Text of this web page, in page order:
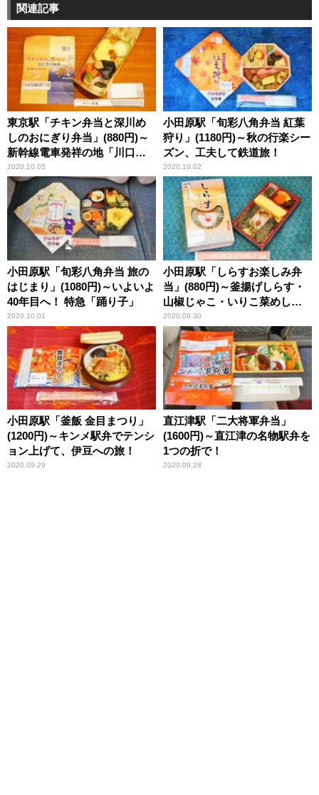
関連記事
東京駅「チキン弁当と深川め
しのおにぎり弁当」(880円)～
新幹線電車発祥の地「川口芝
園団地」！
2020.10.05
小田原駅「旬彩八角弁当 紅葉
狩り」(1180円)～秋の行楽シー
ズン、工夫して鉄道旅！
2020.10.02
小田原駅「旬彩八角弁当 旅の
はじまり」(1080円)～いよいよ
40年目へ！ 特急「踊り子」
2020.10.01
小田原駅「しらすお楽しみ弁
当」(880円)～釜揚げしらす・
山椒じゃこ・いりこ菜めし、3
つの“お楽しみ”を1つの折で！
2020.09.30
小田原駅「釜飯 金目まつり」
(1200円)～キンメ駅弁でテンシ
ョン上げて、伊豆への旅！
2020.09.29
直江津駅「二大将軍弁当」
(1600円)～直江津の名物駅弁を
1つの折で！
2020.09.28